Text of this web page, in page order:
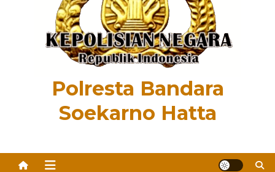
Polresta Bandara
Soekarno Hatta